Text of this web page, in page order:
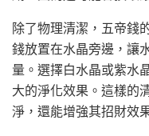
除了物理清潔，五帝錢
錢放置在水晶旁邊，讓
量。選擇白水晶或紫水
大的淨化效果。這樣的
淨，還能增強其招財效